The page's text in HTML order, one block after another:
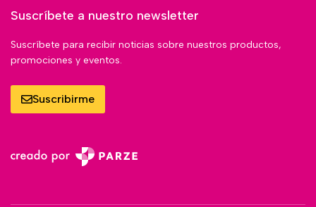
Suscríbete a nuestro newsletter
Suscríbete para recibir noticias sobre nuestros productos,
promociones y eventos.
Suscribirme